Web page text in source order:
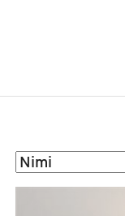
Sorteeri